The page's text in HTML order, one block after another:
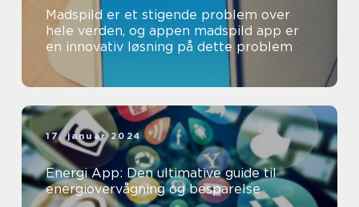
Madspild er et stigende problem over
hele verden, og appen madspild app er
en innovativ løsning på dette problem
17. januar 2024
Energi App: Den ultimative guide til
energiovervågning og besparelse